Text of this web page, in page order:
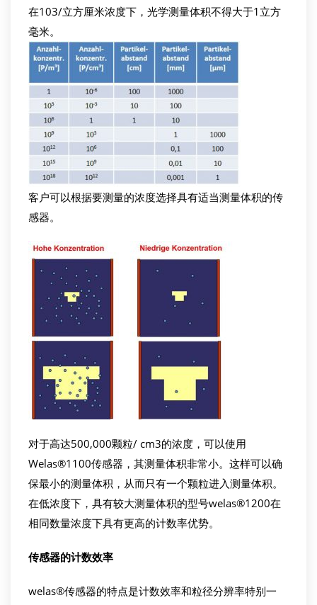
在103/立方厘米浓度下，光学测量体积不得大于1立方
毫米。
客户可以根据要测量的浓度选择具有适当测量体积的传
感器。
对于高达500,000颗粒/ cm3的浓度，可以使用
Welas®1100传感器，其测量体积非常小。这样可以确
保最小的测量体积，从而只有一个颗粒进入测量体积。
在低浓度下，具有较大测量体积的型号welas®1200在
相同数量浓度下具有更高的计数率优势。
传感器的计数效率
welas®传感器的特点是计数效率和粒径分辨率特别一